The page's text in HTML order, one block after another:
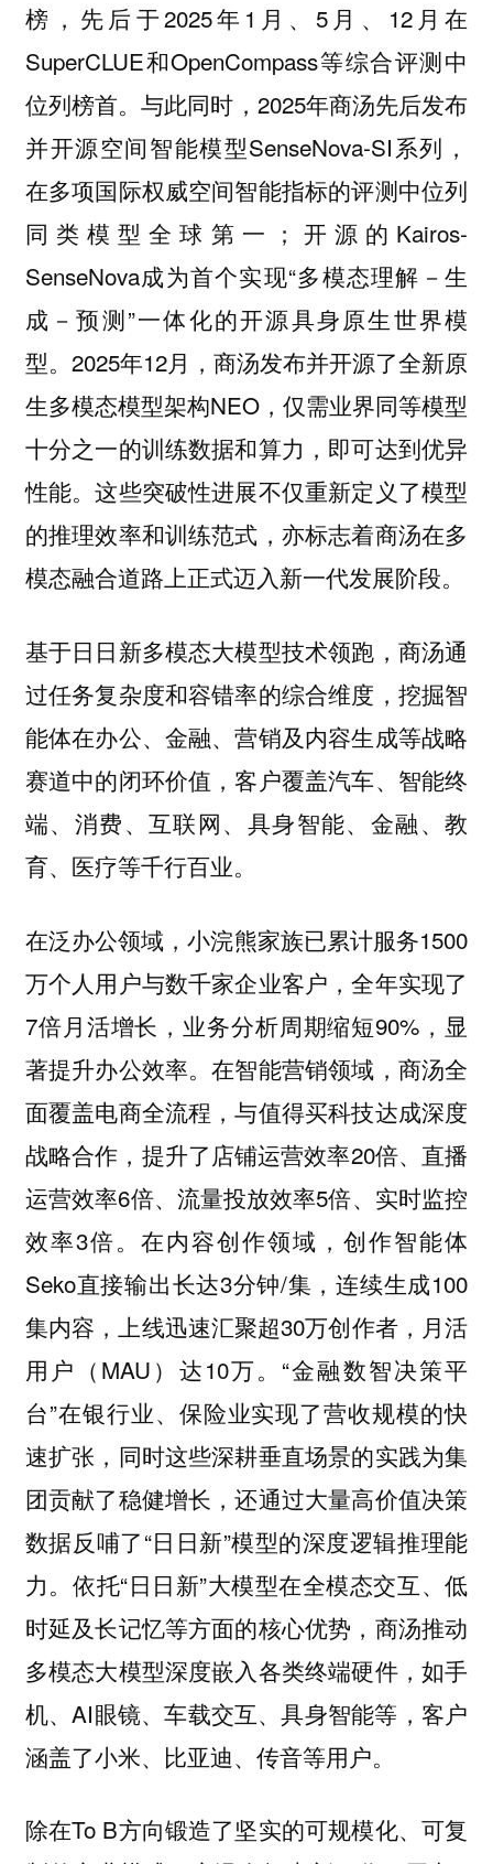
榜，先后于2025年1月、5月、12月在
SuperCLUE和OpenCompass等综合评测中
位列榜首。与此同时，2025年商汤先后发布
并开源空间智能模型SenseNova‑SI系列，
在多项国际权威空间智能指标的评测中位列
同类模型全球第一；开源的Kairos-
SenseNova成为首个实现“多模态理解－生
成－预测”一体化的开源具身原生世界模
型。2025年12月，商汤发布并开源了全新原
生多模态模型架构NEO，仅需业界同等模型
十分之一的训练数据和算力，即可达到优异
性能。这些突破性进展不仅重新定义了模型
的推理效率和训练范式，亦标志着商汤在多
模态融合道路上正式迈入新一代发展阶段。
基于日日新多模态大模型技术领跑，商汤通
过任务复杂度和容错率的综合维度，挖掘智
能体在办公、金融、营销及内容生成等战略
赛道中的闭环价值，客户覆盖汽车、智能终
端、消费、互联网、具身智能、金融、教
育、医疗等千行百业。
在泛办公领域，小浣熊家族已累计服务1500
万个人用户与数千家企业客户，全年实现了
7倍月活增长，业务分析周期缩短90%，显
著提升办公效率。在智能营销领域，商汤全
面覆盖电商全流程，与值得买科技达成深度
战略合作，提升了店铺运营效率20倍、直播
运营效率6倍、流量投放效率5倍、实时监控
效率3倍。在内容创作领域，创作智能体
Seko直接输出长达3分钟/集，连续生成100
集内容，上线迅速汇聚超30万创作者，月活
用户（MAU）达10万。“金融数智决策平
台”在银行业、保险业实现了营收规模的快
速扩张，同时这些深耕垂直场景的实践为集
团贡献了稳健增长，还通过大量高价值决策
数据反哺了“日日新”模型的深度逻辑推理能
力。依托“日日新”大模型在全模态交互、低
时延及长记忆等方面的核心优势，商汤推动
多模态大模型深度嵌入各类终端硬件，如手
机、AI眼镜、车载交互、具身智能等，客户
涵盖了小米、比亚迪、传音等用户。
除在To B方向锻造了坚实的可规模化、可复